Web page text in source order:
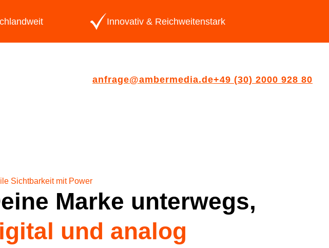
Innovativ & Reichweitenstark
anfrage@ambermedia.de+49 (30) 2000 928 80
Sichtbarkeit mit Power
Marke unterwegs,
und analog